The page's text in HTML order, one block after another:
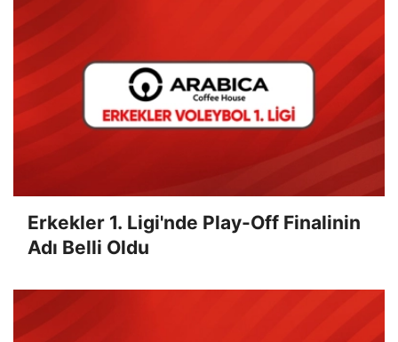
Erkekler 1. Ligi'nde Play-Off Finalinin
Adı Belli Oldu